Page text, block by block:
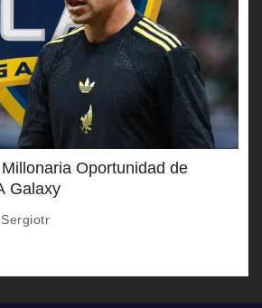
Oportunidad de
Galaxy
Sergiotr